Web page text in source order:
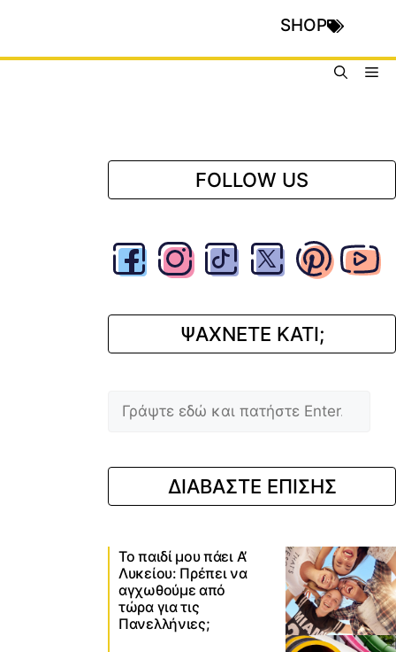
SHOP
FOLLOW US
ΨΑΧΝΕΤΕ ΚΑΤΙ;
ΔΙΑΒΑΣΤΕ ΕΠΙΣΗΣ
Το παιδί μου πάει Α’
Λυκείου: Πρέπει να
αγχωθούμε από
τώρα για τις
Πανελλήνιες;